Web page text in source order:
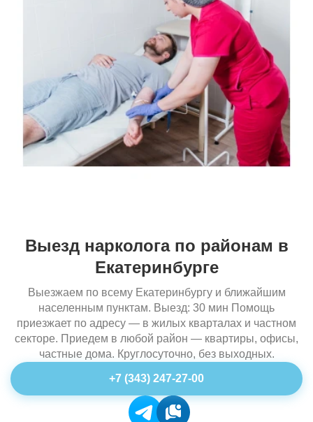
Выезд нарколога по районам в
Екатеринбурге
Выезжаем по всему Екатеринбургу и ближайшим
населенным пунктам. Выезд: 30 мин Помощь
приезжает по адресу — в жилых кварталах и частном
секторе. Приедем в любой район — квартиры, офисы,
частные дома. Круглосуточно, без выходных.
+7 (343) 247-27-00